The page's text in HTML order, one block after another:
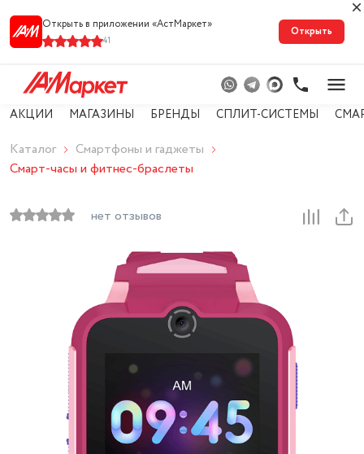
Открыть в приложении «АстМарке‪т‬»
41
Открыть
АКЦИИ МАГАЗИНЫ БРЕНДЫ СПЛИТ-СИСТЕМЫ
Каталог
Смартфоны и гаджеты
Смарт-часы и фитнес-браслеты
нет отзывов